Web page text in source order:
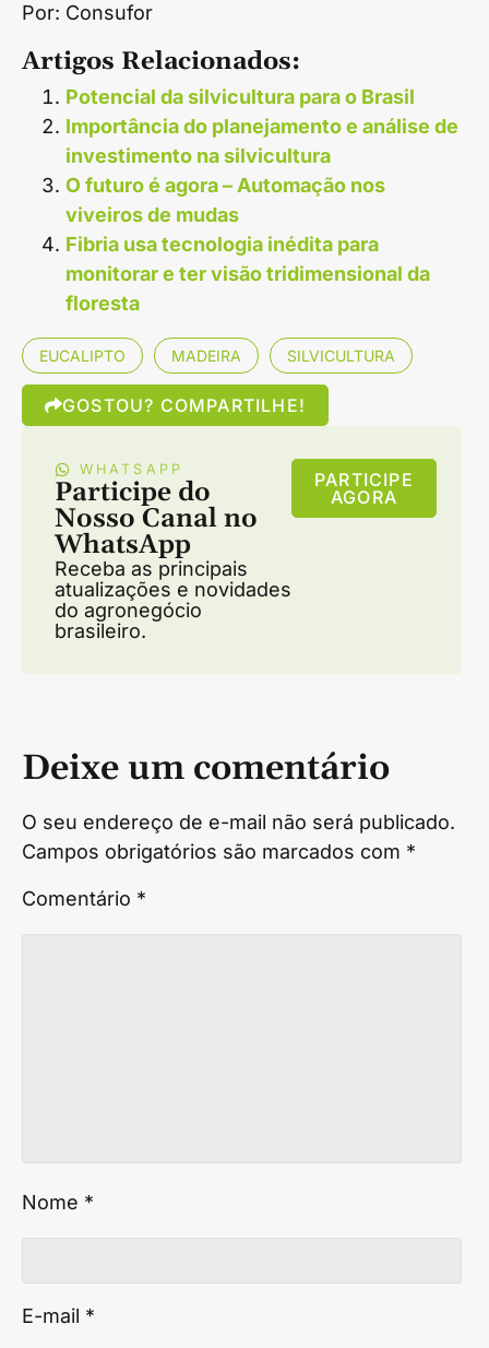
Por: Consufor
Artigos Relacionados:
Potencial da silvicultura para o Brasil
Importância do planejamento e análise de
investimento na silvicultura
O futuro é agora – Automação nos
viveiros de mudas
Fibria usa tecnologia inédita para
monitorar e ter visão tridimensional da
floresta
EUCALIPTO MADEIRA SILVICULTURA
GOSTOU? COMPARTILHE!
WHATSAPP
Participe do
Nosso Canal no
WhatsApp
Receba as principais
atualizações e novidades
do agronegócio
brasileiro.
PARTICIPE
AGORA
Deixe um comentário
O seu endereço de e-mail não será publicado.
Campos obrigatórios são marcados com *
Comentário *
Nome *
E-mail *